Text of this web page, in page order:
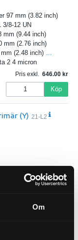
Om
97 mm (3.82 inch)
3/8-12 UN
mm (9.44 inch)
mm (2.76 inch)
(2.48 inch)
2 4 micron
Pris exkl. 646.00
Köp
(Y) 21-L2
Pris exkl. 361.00